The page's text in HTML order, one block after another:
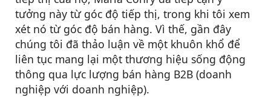
tưởng này từ góc độ tiếp thị, trong khi tôi xem
xét nó từ góc độ bán hàng. Vì thế, gần đây
chúng tôi đã thảo luận về một khuôn khổ để
liên tục mang lại một thương hiệu sống động
thông qua lực lượng bán hàng B2B (doanh
nghiệp với doanh nghiệp).